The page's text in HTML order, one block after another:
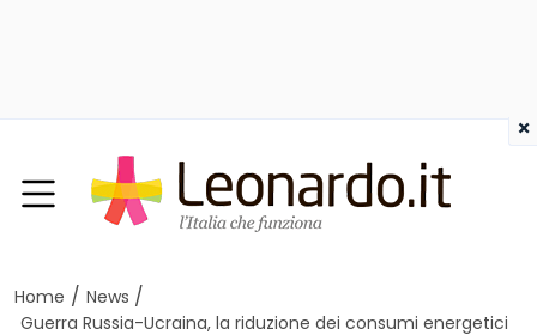
Home / News /
Guerra Russia-Ucraina, la riduzione dei consumi energetici
×